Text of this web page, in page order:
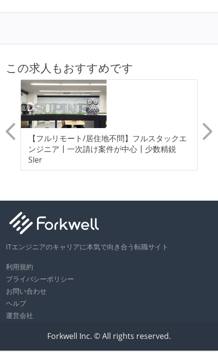
この求人もおすすめです
【フルリモート/居住地不問】フルスタックエ
ンジニア┃一次請け案件が中心┃少数精鋭
SIer
ITエンジニアのキャリアに本気で向き合う転職サイト
利用規約
プライバシーポリシー
お問い合わせ
ヘルプ
運営会社
Forkwell Inc. © All rights reserved.